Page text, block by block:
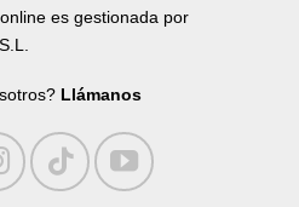
es gestionada por
Llámanos